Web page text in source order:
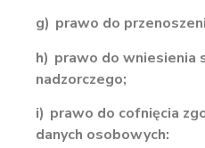
g) prawo do
h) prawo do wniesienia
nadzorczego;
i) prawo do cofnięcia
danych osobowych: